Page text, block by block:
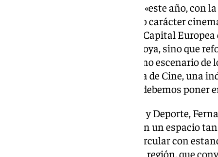
La alcaldesa ha adelantado que «este año, con
este Fitur va a tener un marcado carácter
su vez, a nuestra candidatura a Capital
solamente hablaremos de los Goya, sino que
Granada, ciudad y provincia como escenario
spots, películas, series* Granada de Cine, una
ciudad y nuestra provincia que debemos poner
El delegado de Turismo, Cultura y Deporte,
«ninguna comunidad cuenta con un espacio
este caso, con una estructura circular con
principales ciudades de nuestra región, que